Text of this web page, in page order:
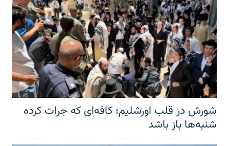
شورش در قلب اورشلیم؛ کافه‌ای که جرات کرده
شنبه‌ها باز باشد